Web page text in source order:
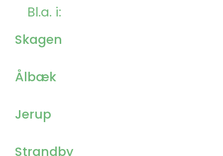
Bl.a. i:
Skagen
Ålbæk
Jerup
Strandby